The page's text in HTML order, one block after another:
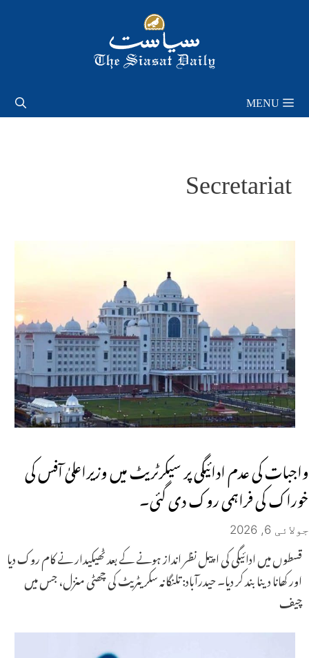
MENU
Secretariat
واجبات کی عدم ادائیگی پر سیکرٹریٹ میں وزیراعلیٰ آفس کی
خوراک کی فراہمی روک دی گئی۔
جولائی 6, 2026
قسطوں میں ادائیگی کی اپیل نظر انداز ہونے کے بعد ٹھیکیدار نے کام روک دیا
اور کھانا دینا بند کر دیا۔ حیدرآباد: تلنگانہ سکریٹریٹ کی چھٹی منزل، جس میں
چیف